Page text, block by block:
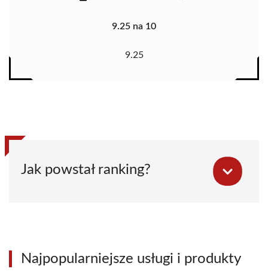
9.25 na 10
9.25
Jak powstał ranking?
Najpopularniejsze usługi i produkty